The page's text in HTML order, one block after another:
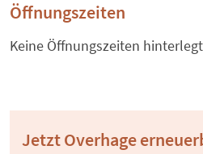
Öffnungszeiten
Keine Öffnungszeiten
Jetzt Overhage